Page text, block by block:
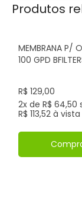
5x de R$
MEMBRANA P/
100 GPD
R$ 129,00
2x de R$ 64,50
R$ 113,52 à vista
Produtos